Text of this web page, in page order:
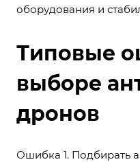
оборудования и
Типовые
выборе
дронов
Ошибка 1. Подбирать